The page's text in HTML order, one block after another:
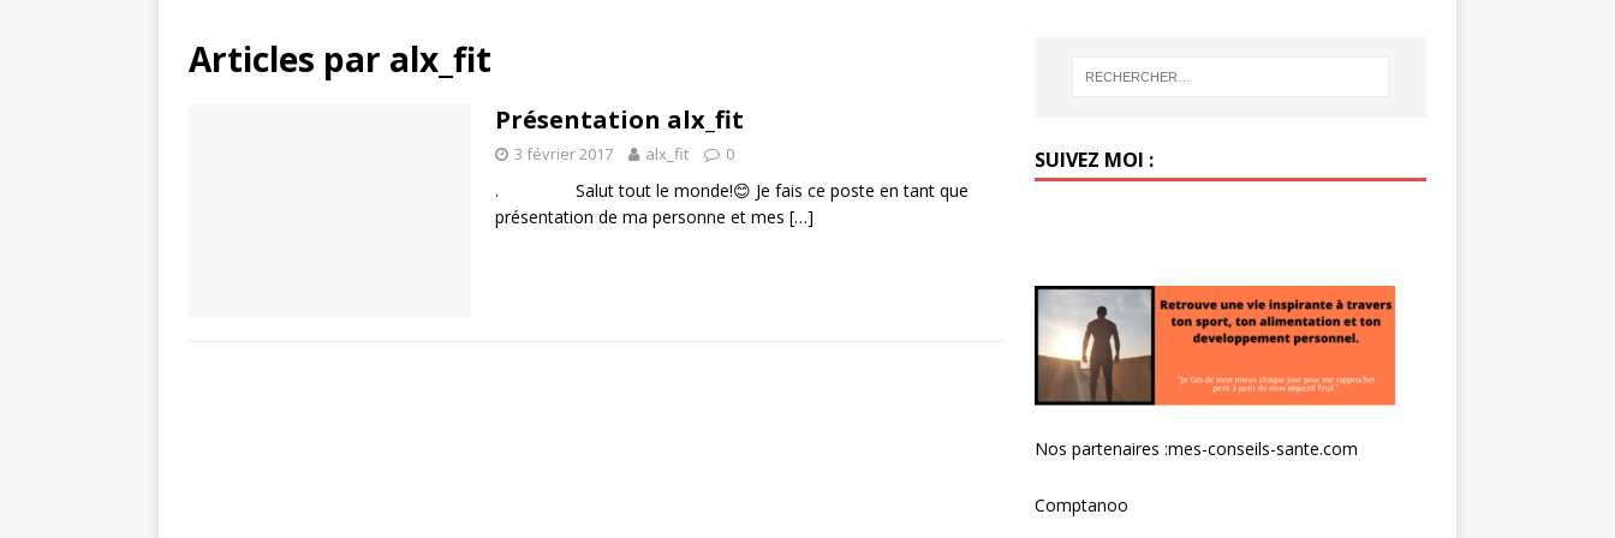
Articles par alx_fit
Présentation alx_fit
3 février 2017 alx_fit 0
. Salut tout le monde!😊 Je fais ce poste en tant que
présentation de ma personne et mes […]
SUIVEZ MOI :
Nos partenaires :mes-conseils-sante.com
Comptanoo